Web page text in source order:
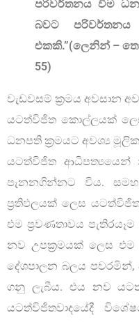
පරිවර්තනය වීම
බවට පරිවර්තනය
එකකි.”(ලෙනින් –
55)
වැඩවසම් ක්‍රමය අවසාන
යටත්විජිත කොල්ලයක්
ධනපති ක්‍රමයට අවශ්‍ය මූලික
යටත්විජිත ආධිපත්‍යයෙන්
පැනනගින්නට විය.
ප‍්‍රතිඵලයක් ලෙස
එම ප‍්‍රවණතාවය
නව උපක්‍රමයක් ලෙස එම
දේශපාලන බලය
ගනු ලැබීය. එය නව
යටත්විජිතවාදයේදී